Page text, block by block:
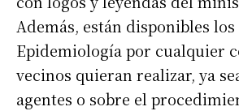
Además, están disponibles
Epidemiología por cualquier
vecinos quieran realizar, ya
agentes o sobre el